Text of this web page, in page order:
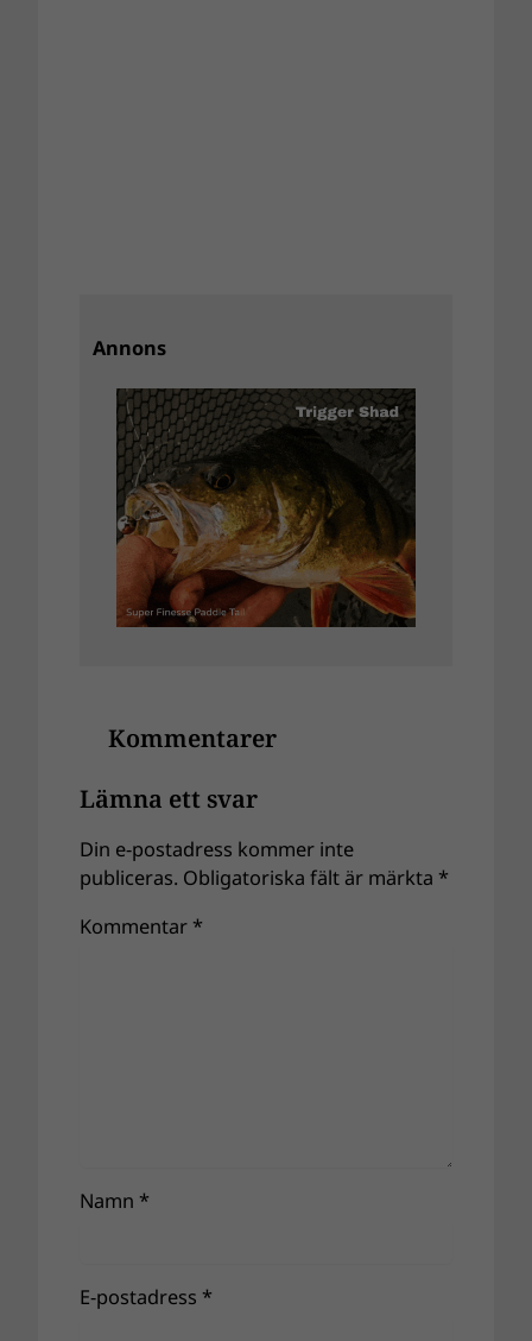
Annons
Kommentarer
Lämna ett svar
Din e-postadress kommer inte
publiceras. Obligatoriska fält är märkta *
Kommentar *
Namn *
E-postadress *